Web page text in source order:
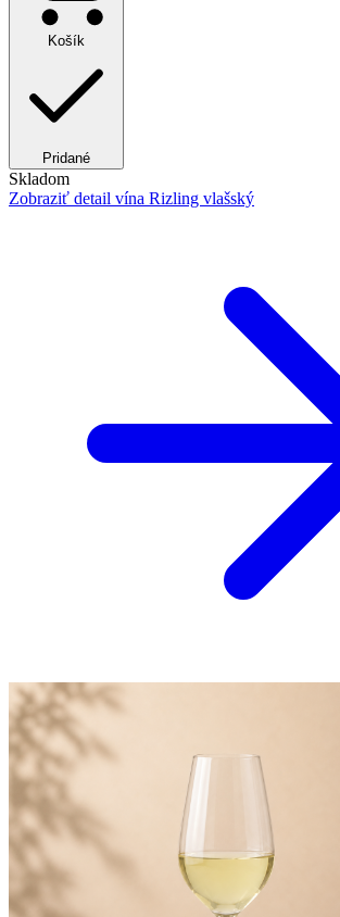
Košík
Pridané
Skladom
Zobraziť detail vína Rizling vlašský